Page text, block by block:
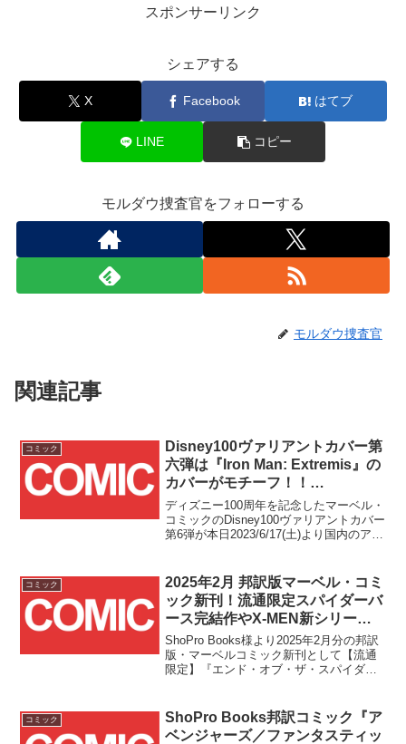
スポンサーリンク
シェアする
X Facebook はてブ
LINE コピー
モルダウ捜査官をフォローする
モルダウ捜査官
関連記事
コミック
Disney100ヴァリアントカバー第
六弾は『Iron Man: Extremis』の
カバーがモチーフ！！
『AMAZING SPIDER-MAN
#27』の国内販売がスタート！！
ディズニー100周年を記念したマーベル・
コミックのDisney100ヴァリアントカバー
第6弾が本日2023/6/17(土)より国内のアメ
コミック
2025年2月 邦訳版マーベル・コミ
ック新刊！流通限定スパイダーバ
ース完結作やX-MEN新シリー
ズ、マーベルズ・スナップショッ
トの3冊が発売！！
ShoPro Books様より2025年2月分の邦訳
版・マーベルコミック新刊として【流通
限定】『エンド・オブ・ザ・スパイダー
スナップショット』の3冊が2/20(木)に一
挙発売です！！
コミック
ShoPro Books邦訳コミック『ア
ベンジャーズ／ファンタスティッ